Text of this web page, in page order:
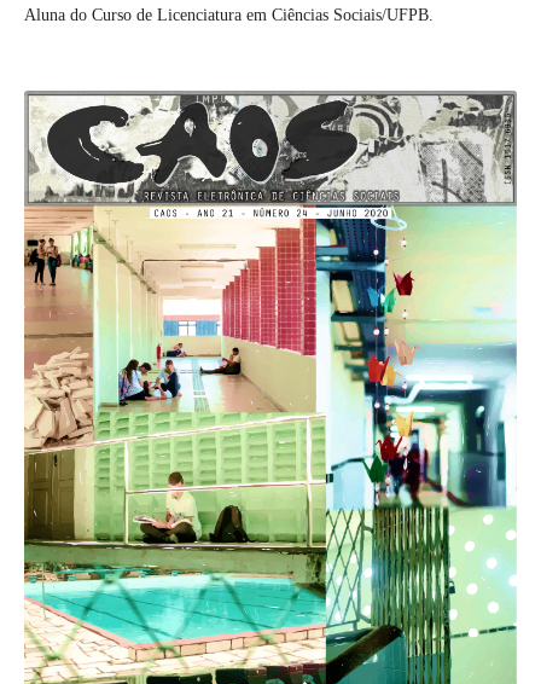
Aluna do Curso de Licenciatura em Ciências Sociais/UFPB.